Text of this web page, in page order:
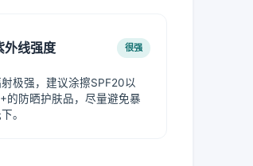
外线强度 很强
极强，建议涂擦SPF20以
的防晒护肤品，尽量避免暴
。